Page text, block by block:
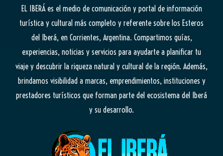
EL IBERÁes el medio de comunicación y portal de información
turística y cultural más completo y referente sobre los Esteros
del Iberá, en Corrientes, Argentina. Compartimos guías,
experiencias, noticias y servicios para ayudarte a planificar tu
viaje y descubrir la riqueza natural y cultural de la región. Además,
brindamos visibilidad a marcas, emprendimientos, instituciones y
prestadores turísticos que forman parte del ecosistema del Iberá
y su desarrollo.